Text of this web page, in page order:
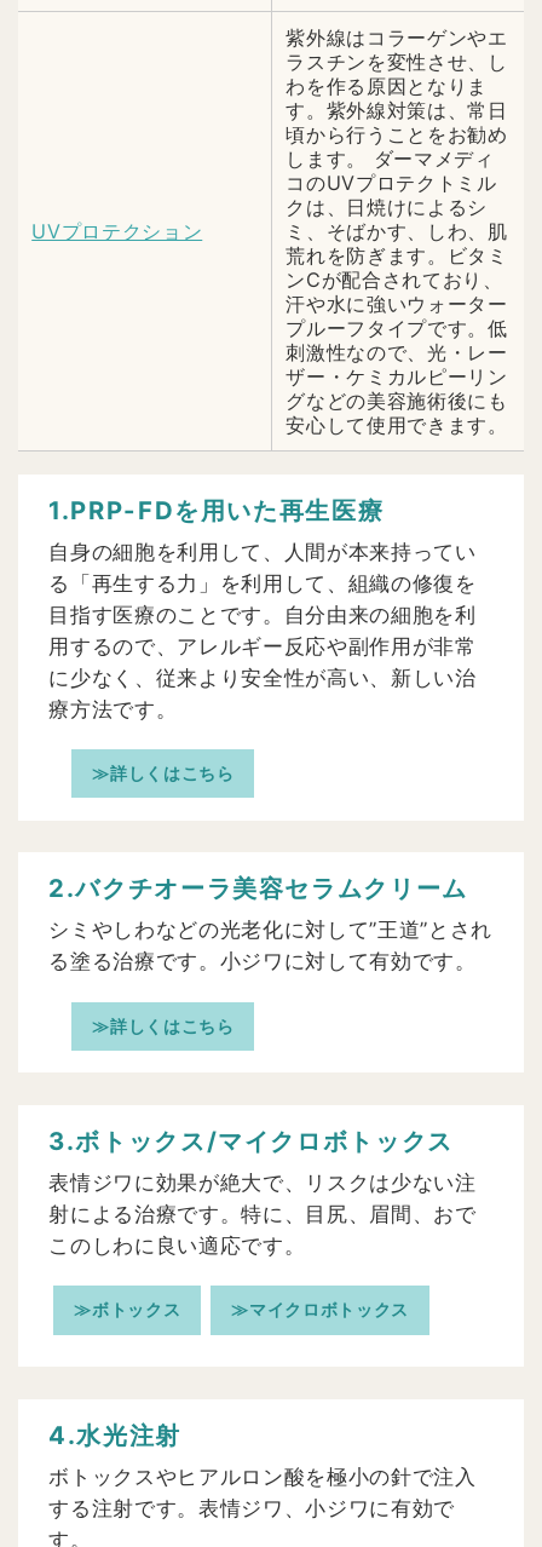
UVプロテクション
紫外線はコラーゲンやエ
ラスチンを変性させ、し
わを作る原因となりま
す。紫外線対策は、常日
頃から行うことをお勧め
します。 ダーマメディ
コのUVプロテクトミル
クは、日焼けによるシ
ミ、そばかす、しわ、肌
荒れを防ぎます。ビタミ
ンCが配合されており、
汗や水に強いウォーター
プルーフタイプです。低
刺激性なので、光・レー
ザー・ケミカルピーリン
グなどの美容施術後にも
安心して使用できます。
1.PRP-FDを用いた再生医療
自身の細胞を利用して、人間が本来持ってい
る「再生する力」を利用して、組織の修復を
目指す医療のことです。自分由来の細胞を利
用するので、アレルギー反応や副作用が非常
に少なく、従来より安全性が高い、新しい治
療方法です。
≫詳しくはこちら
2.バクチオーラ美容セラムクリーム
シミやしわなどの光老化に対して”王道”とされ
る塗る治療です。小ジワに対して有効です。
≫詳しくはこちら
3.ボトックス/マイクロボトックス
表情ジワに効果が絶大で、リスクは少ない注
射による治療です。特に、目尻、眉間、おで
このしわに良い適応です。
≫ボトックス ≫マイクロボトックス
4.水光注射
ボトックスやヒアルロン酸を極小の針で注入
する注射です。表情ジワ、小ジワに有効で
す。